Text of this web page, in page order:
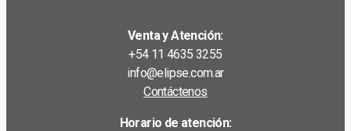
Venta y Atención:
+54 11 4635 3255
info@elipse.com.ar
Contáctenos
Horario de atención: